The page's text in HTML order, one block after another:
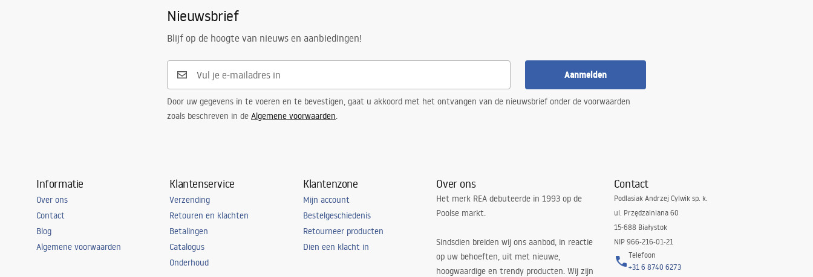
Nieuwsbrief
Blijf op de hoogte van nieuws en aanbiedingen!
Aanmelden
Door uw gegevens in te voeren en te bevestigen, gaat u akkoord met het ontvangen van de nieuwsbrief onder de voorwaarden
zoals beschreven in de Algemene voorwaarden.
Informatie
Over ons
Contact
Blog
Algemene voorwaarden
Klantenservice
Verzending
Retouren en klachten
Betalingen
Catalogus
Onderhoud
Klantenzone
Mijn account
Bestelgeschiedenis
Retourneer producten
Dien een klacht in
Over ons
Het merk REA debuteerde in 1993 op de
Poolse markt.
Sindsdien breiden wij ons aanbod, in reactie
op uw behoeften, uit met nieuwe,
hoogwaardige en trendy producten. Wij zijn
Contact
Podlasiak Andrzej Cylwik sp. k.
ul. Przędzalniana 60
15-688 Białystok
NIP 966-216-01-21
Telefoon
+31 6 8740 6273